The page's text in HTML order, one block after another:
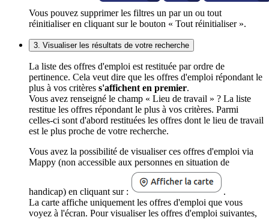
Vous pouvez supprimer les filtres un par un ou tout
réinitialiser en cliquant sur le bouton « Tout réinitialiser ».
3. Visualiser les résultats de votre recherche
La liste des offres d'emploi est restituée par ordre de
pertinence. Cela veut dire que les offres d'emploi répondant le
plus à vos critères s'affichent en premier.
Vous avez renseigné le champ « Lieu de travail » ? La liste
restitue les offres répondant le plus à vos critères. Parmi
celles-ci sont d'abord restituées les offres dont le lieu de travail
est le plus proche de votre recherche.
Vous avez la possibilité de visualiser ces offres d'emploi via
Mappy (non accessible aux personnes en situation de
handicap) en cliquant sur :
.
La carte affiche uniquement les offres d'emploi que vous
voyez à l'écran. Pour visualiser les offres d'emploi suivantes,